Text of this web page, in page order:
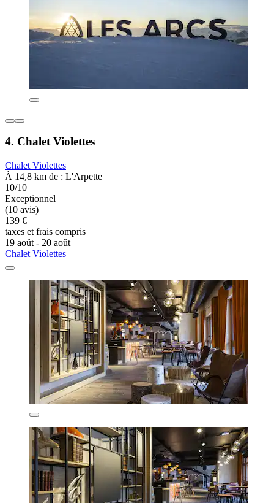
4. Chalet Violettes
Chalet Violettes
À 14,8 km de : L'Arpette
10/10
Exceptionnel
(10 avis)
139 €
taxes et frais compris
19 août - 20 août
Chalet Violettes